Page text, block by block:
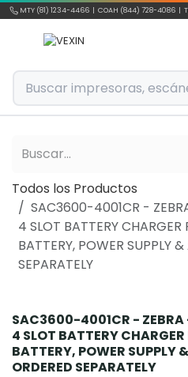
Ir al contenido
MTY (81) 1234-4466 | COAH (844) 728-4086 |
Todos los Productos
SAC3600-4001CR -
4 SLOT BATTERY CHARGER
BATTERY, POWER SUPPLY
SEPARATELY
SAC3600-4001CR -
4 SLOT BATTERY
BATTERY, POWER SUPPLY
ORDERED SEPARATELY